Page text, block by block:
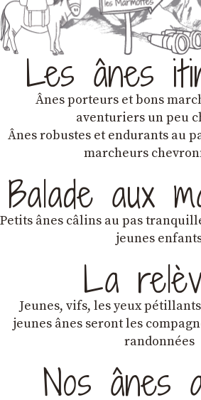
Les ânes
Ânes porteurs et bons
aventuriers un peu
Ânes robustes et endurants au
marcheurs
Balade aux
Petits ânes câlins au pas
jeunes
La
Jeunes, vifs, les yeux
jeunes ânes seront les
randonnées
Nos ânes